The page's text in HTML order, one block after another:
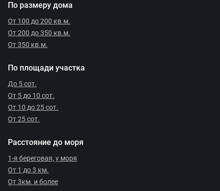
По размеру дома
От 100 до 200 кв.м.
От 200 до 350 кв.м.
От 350 кв.м.
По площади участка
До 5 сот.
От 5 до 10 сот.
От 10 до 25 сот.
От 25 сот.
Расстояние до моря
1-я береговая, у моря
От 1 до 3 км.
От 3км. и более